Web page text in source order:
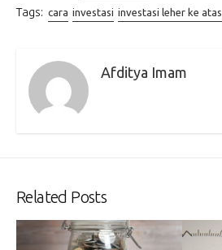
Tags: cara investasi investasi leher ke atas
Afditya Imam
Related Posts